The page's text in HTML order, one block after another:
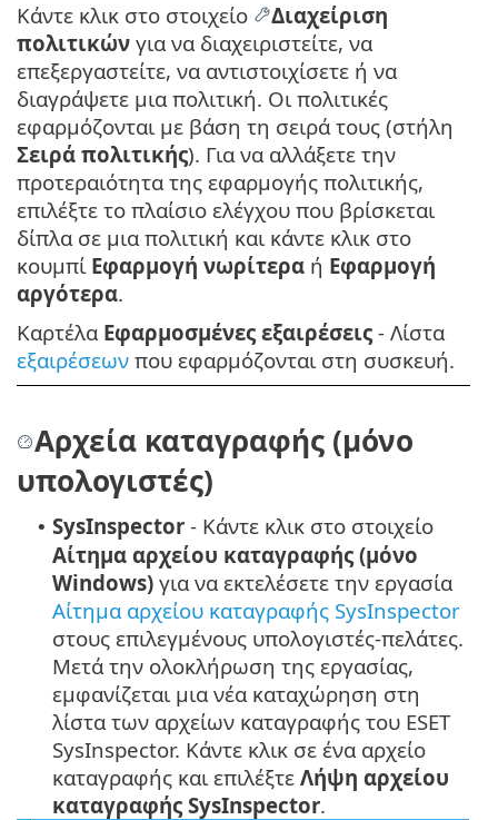
Κάντε κλικ στο στοιχείο
Διαχείριση
πολιτικών για να διαχειριστείτε, να
επεξεργαστείτε, να αντιστοιχίσετε ή να
διαγράψετε μια πολιτική. Οι πολιτικές
εφαρμόζονται με βάση τη σειρά τους (στήλη
Σειρά πολιτικής). Για να αλλάξετε την
προτεραιότητα της εφαρμογής πολιτικής,
επιλέξτε το πλαίσιο ελέγχου που βρίσκεται
δίπλα σε μια πολιτική και κάντε κλικ στο
κουμπί Εφαρμογή νωρίτερα ή Εφαρμογή
αργότερα.
Καρτέλα Εφαρμοσμένες εξαιρέσεις - Λίστα
εξαιρέσεων που εφαρμόζονται στη συσκευή.
Αρχεία καταγραφής (μόνο
υπολογιστές)
• SysInspector - Κάντε κλικ στο στοιχείο
Αίτημα αρχείου καταγραφής (μόνο
Windows) για να εκτελέσετε την εργασία
Αίτημα αρχείου καταγραφής SysInspector
στους επιλεγμένους υπολογιστές-πελάτες.
Μετά την ολοκλήρωση της εργασίας,
εμφανίζεται μια νέα καταχώρηση στη
λίστα των αρχείων καταγραφής του ESET
SysInspector. Κάντε κλικ σε ένα αρχείο
καταγραφής και επιλέξτε Λήψη αρχείου
καταγραφής SysInspector.